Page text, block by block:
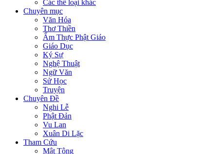
Các thể loại khác
Chuyên mục
Văn Hóa
Thơ Thiền
Ẩm Thực Phật Giáo
Giáo Dục
Ký Sự
Nghệ Thuật
Ngữ Văn
Sử Học
Truyện
Chuyên Đề
Nghi Lễ
Phật Đản
Vu Lan
Xuân Di Lặc
Tham Cứu
Mật Tông